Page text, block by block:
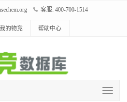
客服: 400-700-1514
我的物竞 帮助中心